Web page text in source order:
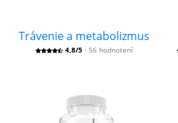
Trávenie a metabolizmus
4,8/5 · 56 hodnotení